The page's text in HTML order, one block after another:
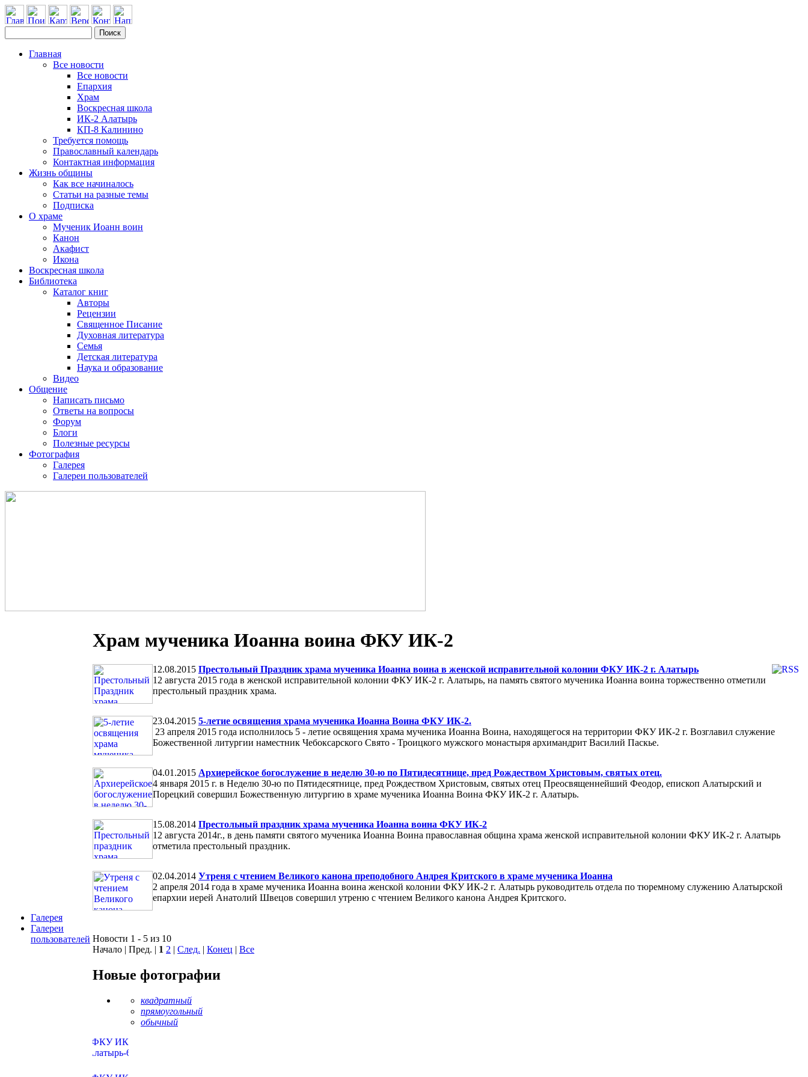
Главная
Все новости
Все новости
Епархия
Храм
Воскресная школа
ИК-2 Алатырь
КП-8 Калинино
Требуется помощь
Православный календарь
Контактная информация
Жизнь общины
Как все начиналось
Статьи на разные темы
Подписка
О храме
Мученик Иоанн воин
Канон
Акафист
Икона
Воскресная школа
Библиотека
Каталог книг
Авторы
Рецензии
Священное Писание
Духовная литература
Семья
Детская литература
Наука и образование
Видео
Общение
Написать письмо
Ответы на вопросы
Форум
Блоги
Полезные ресурсы
Фотография
Галерея
Галереи пользователей
Галерея
Галереи
пользователей
Храм мученика Иоанна воина ФКУ ИК-2
12.08.2015 Престольный Праздник храма мученика Иоанна воина в женской исправительной колонии ФКУ ИК-2 г. Алатырь
12 августа 2015 года в женской исправительной колонии ФКУ ИК-2 г. Алатырь, на память святого мученика Иоанна воина торжественно отметили
престольный праздник храма.
23.04.2015 5-летие освящения храма мученика Иоанна Воина ФКУ ИК-2.
23 апреля 2015 года исполнилось 5 - летие освящения храма мученика Иоанна Воина, находящегося на территории ФКУ ИК-2 г. Возглавил служение
Божественной литургии наместник Чебоксарского Свято - Троицкого мужского монастыря архимандрит Василий Паскье.
04.01.2015 Архиерейское богослужение в неделю 30-ю по Пятидесятнице, пред Рождеством Христовым, святых отец.
4 января 2015 г. в Неделю 30-ю по Пятидесятнице, пред Рождеством Христовым, святых отец Преосвященнейший Феодор, епископ Алатырский и
Порецкий совершил Божественную литургию в храме мученика Иоанна Воина ФКУ ИК-2 г. Алатырь.
15.08.2014 Престольный праздник храма мученика Иоанна воина ФКУ ИК-2
12 августа 2014г., в день памяти святого мученика Иоанна Воина православная община храма женской исправительной колонии ФКУ ИК-2 г. Алатырь
отметила престольный праздник.
02.04.2014 Утреня с чтением Великого канона преподобного Андрея Критского в храме мученика Иоанна
2 апреля 2014 года в храме мученика Иоанна воина женской колонии ФКУ ИК-2 г. Алатырь руководитель отдела по тюремному служению Алатырской
епархии иерей Анатолий Швецов совершил утреню с чтением Великого канона Андрея Критского.
Новости 1 - 5 из 10
Начало | Пред. | 1 2 | След. | Конец | Все
Новые фотографии
квадратный
прямоугольный
обычный